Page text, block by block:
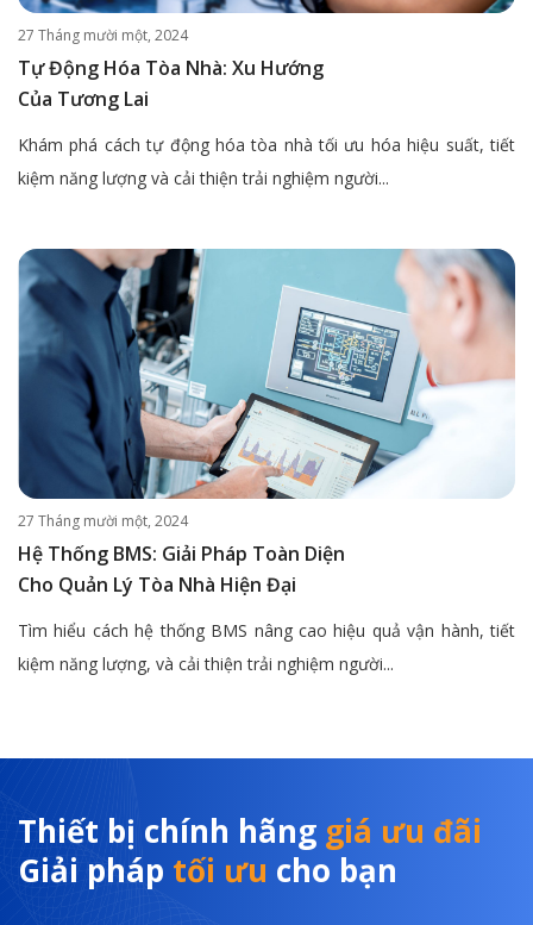
27 Tháng mười một, 2024
Tự Động Hóa Tòa Nhà: Xu Hướng
Của Tương Lai
Khám phá cách tự động hóa tòa nhà tối ưu hóa hiệu suất, tiết
kiệm năng lượng và cải thiện trải nghiệm người...
27 Tháng mười một, 2024
Hệ Thống BMS: Giải Pháp Toàn Diện
Cho Quản Lý Tòa Nhà Hiện Đại
Tìm hiểu cách hệ thống BMS nâng cao hiệu quả vận hành, tiết
kiệm năng lượng, và cải thiện trải nghiệm người...
Thiết bị chính hãng giá ưu đãi
Giải pháp tối ưu cho bạn